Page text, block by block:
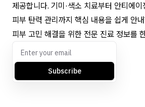
제공합니다. 기미·색소 치료부터 안티에
피부 탄력 관리까지 핵심 내용을 쉽게 안
피부 고민 해결을 위한 전문 진료 정보를
Subscribe